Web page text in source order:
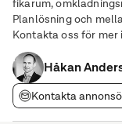
fikarum,
Planlösning och
Kontakta oss för
Håkan
Kontakta